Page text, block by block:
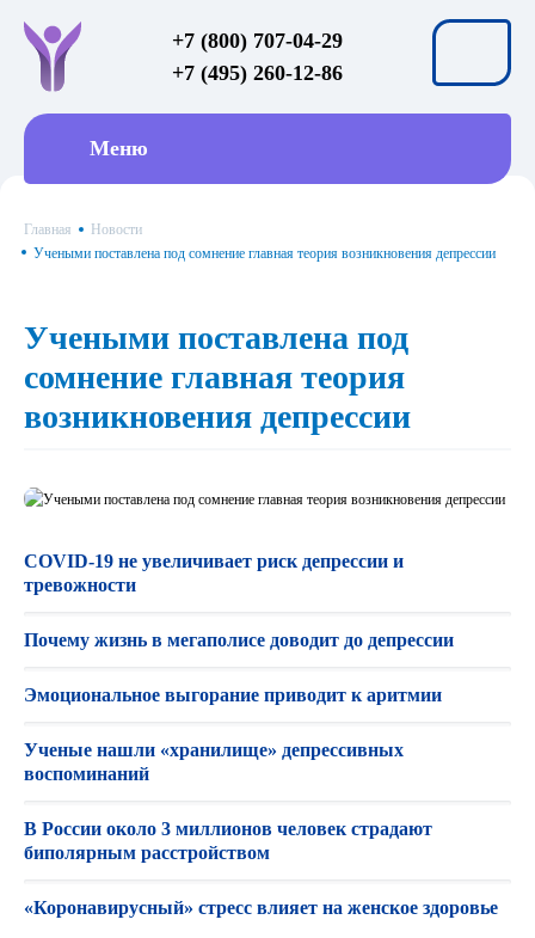
+7 (800) 707-04-29
+7 (495) 260-12-86
Меню
Главная
Новости
Учеными поставлена под сомнение главная теория возникновения депрессии
Учеными поставлена под
сомнение главная теория
возникновения депрессии
COVID-19 не увеличивает риск депрессии и
тревожности
Почему жизнь в мегаполисе доводит до депрессии
Эмоциональное выгорание приводит к аритмии
Ученые нашли «хранилище» депрессивных
воспоминаний
В России около 3 миллионов человек страдают
биполярным расстройством
«Коронавирусный» стресс влияет на женское здоровье